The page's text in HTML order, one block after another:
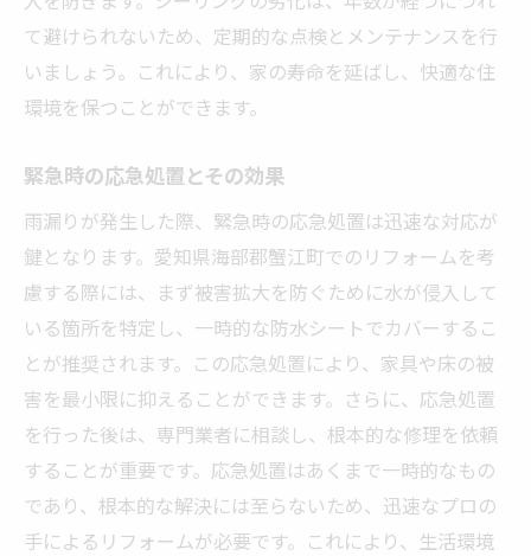
て避けられないため、定期的な点検とメンテナンスを行
いましょう。これにより、家の寿命を延ばし、快適な住
環境を保つことができます。
緊急時の応急処置とその効果
雨漏りが発生した際、緊急時の応急処置は迅速な対応が
鍵となります。愛知県海部郡蟹江町でのリフォームを考
慮する際には、まず被害拡大を防ぐために水が侵入して
いる箇所を特定し、一時的な防水シートでカバーするこ
とが推奨されます。この応急処置により、家具や床の被
害を最小限に抑えることができます。さらに、応急処置
を行った後は、専門業者に相談し、根本的な修理を依頼
することが重要です。応急処置はあくまで一時的なもの
であり、根本的な解決には至らないため、迅速なプロの
手によるリフォームが必要です。これにより、生活環境